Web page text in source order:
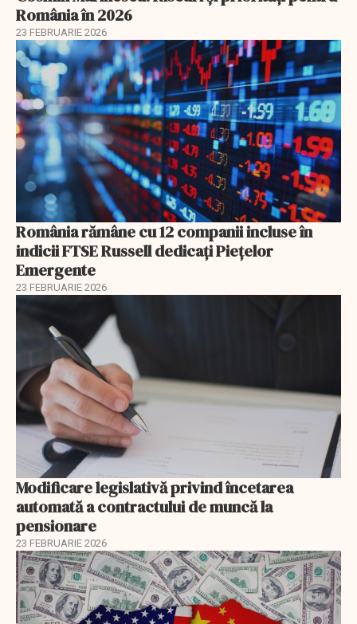
România în 2026
23 FEBRUARIE 2026
România rămâne cu 12 companii incluse în
indicii FTSE Russell dedicați Piețelor
Emergente
23 FEBRUARIE 2026
Modificare legislativă privind încetarea
automată a contractului de muncă la
pensionare
23 FEBRUARIE 2026